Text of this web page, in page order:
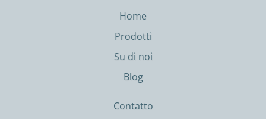
Home
Prodotti
Su di noi
Blog
Contatto